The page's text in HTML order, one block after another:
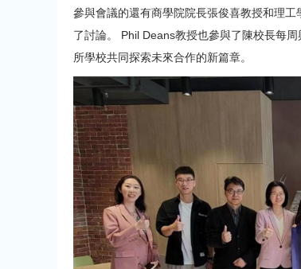
參與會議的還有商學院院長張俊喜教授和理
了討論。 Phil Deans教授也參與了陳校長每
所學校共同探索未來合作的新篇章。